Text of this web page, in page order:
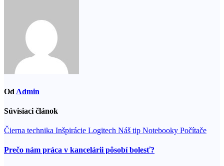
Od Admin
Súvisiaci článok
Čierna technika Inšpirácie Logitech Náš tip Notebooky Počítače
Prečo nám práca v kancelárii pôsobí bolesť?